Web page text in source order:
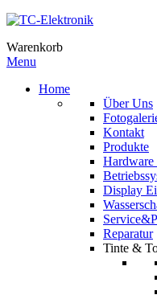
Warenkorb
Menu
Home
Über Uns
Kontakt
Produkte
Hardware
Display
Reparatur
Tinte &